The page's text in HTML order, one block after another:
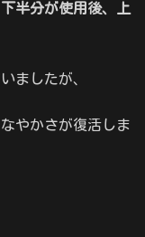
下半分が使用後、上
ましたが、
やかさが復活しま